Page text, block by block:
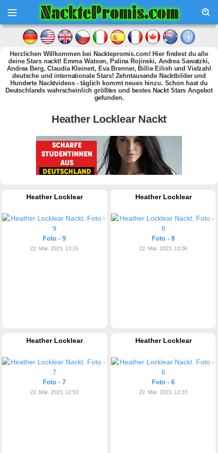
Herzlichen Willkommen bei Nacktepromis.com! Hier findest du alle
deine Stars nackt! Emma Watson, Palina Rojinski, Andrea Sawatzki,
Andrea Berg, Claudia Kleinert, Eva Brenner, Billie Eilish und Vielzahl
deutsche und internationale Stars! Zehntausende Nacktbilder und
Hunderte Nacktvideos - täglich kommt neues hinzu. Schon hast du
Deutschlands wahrscheinlich größtes und bestes Nackt Stars Angebot
gefunden.
Heather Locklear Nackt
Heather Locklear
Foto - 9
22. Mär. 2023, 13:15
Heather Locklear
Foto - 8
22. Mär. 2023, 13:06
Heather Locklear
Foto - 7
22. Mär. 2023, 12:53
Heather Locklear
Foto - 6
22. Mär. 2023, 12:33